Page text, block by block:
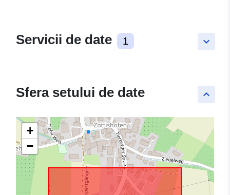
keyboard_arrow_down
Servicii de date 1
keyboard_arrow_up
Sfera setului de date
+
−